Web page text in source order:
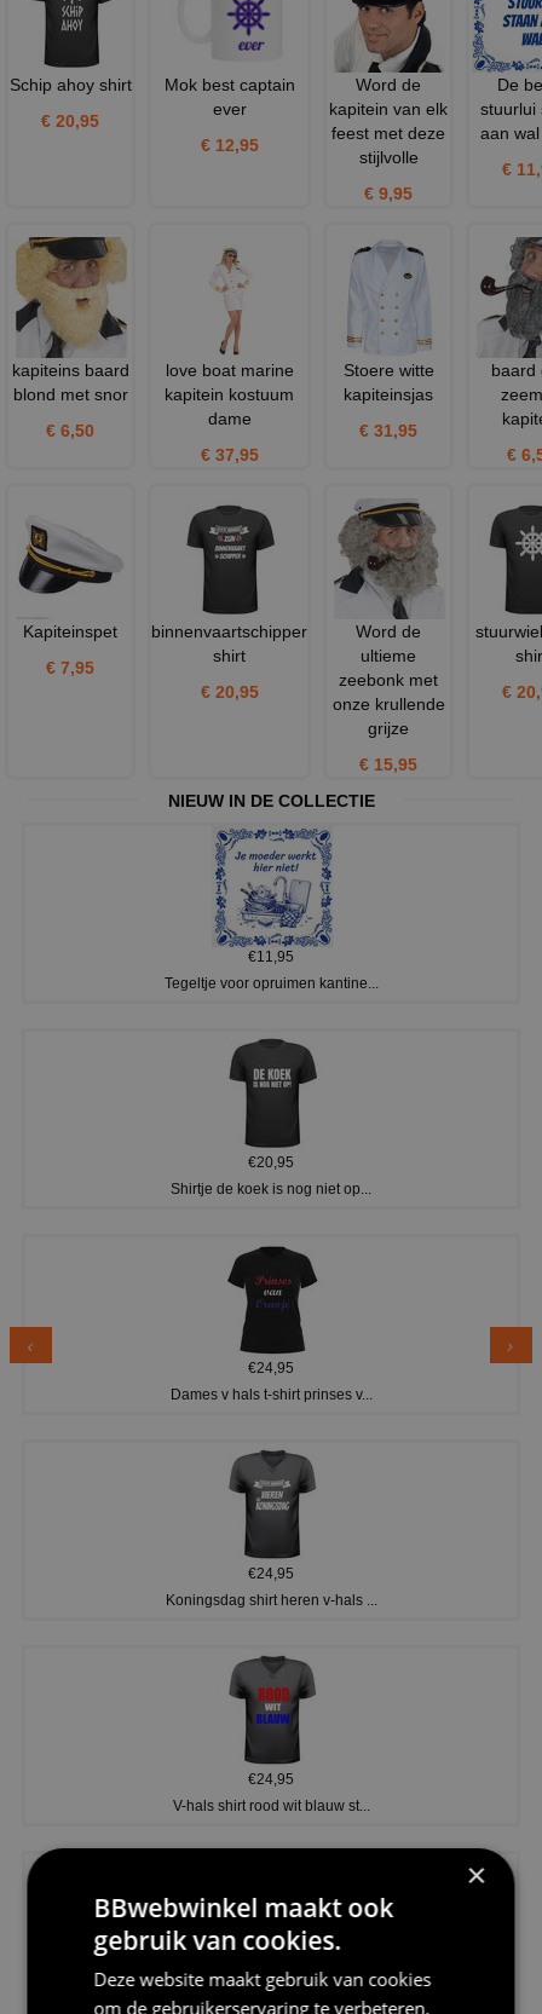
Schip ahoy shirt
€ 20,95
Mok best captain
ever
€ 12,95
Word de
kapitein van elk
feest met deze
stijlvolle
€ 9,95
De
stuurlui
aan
€
kapiteins baard
blond met snor
€ 6,50
love boat marine
kapitein kostuum
dame
€ 37,95
Stoere witte
kapiteinsjas
€ 31,95
baard
€
Kapiteinspet
€ 7,95
binnenvaartschipper
shirt
€ 20,95
Word de
ultieme
zeebonk met
onze krullende
grijze
€ 15,95
€
NIEUW IN DE COLLECTIE
€11,95
Tegeltje voor opruimen kantine...
€20,95
Shirtje de koek is nog niet op...
€24,95
Dames v hals t-shirt prinses v...
€24,95
Koningsdag shirt heren v-hals ...
€24,95
V-hals shirt rood wit blauw st...
€24,95
×
BBwebwinkel maakt ook
gebruik van cookies.
Deze website maakt gebruik van cookies
om de gebruikerservaring te verbeteren.